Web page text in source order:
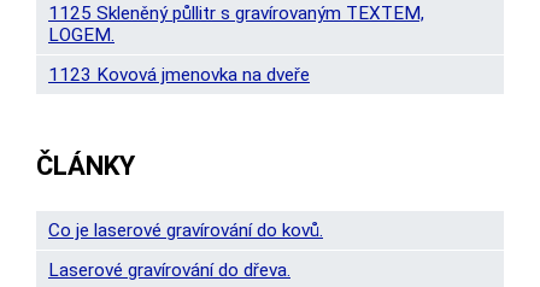
1125 Skleněný půllitr s gravírovaným TEXTEM,
LOGEM.
1123 Kovová jmenovka na dveře
ČLÁNKY
Co je laserové gravírování do kovů.
Laserové gravírování do dřeva.